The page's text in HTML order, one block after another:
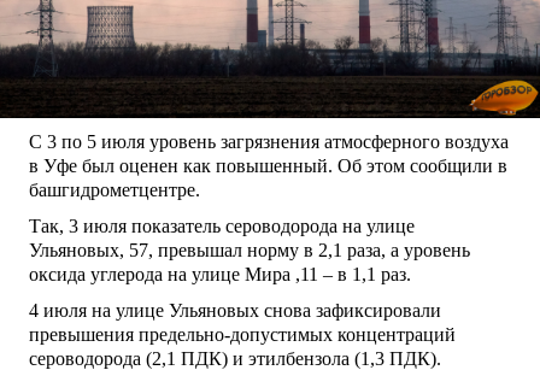
С 3 по 5 июля уровень загрязнения атмосферного воздуха
в Уфе был оценен как повышенный. Об этом сообщили в
башгидрометцентре.
Так, 3 июля показатель сероводорода на улице
Ульяновых, 57, превышал норму в 2,1 раза, а уровень
оксида углерода на улице Мира ,11 – в 1,1 раз.
4 июля на улице Ульяновых снова зафиксировали
превышения предельно-допустимых концентраций
сероводорода (2,1 ПДК) и этилбензола (1,3 ПДК).